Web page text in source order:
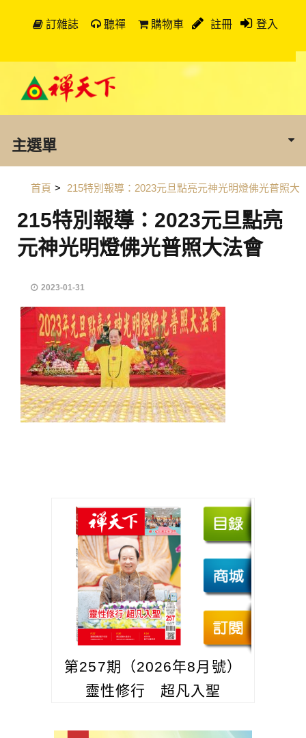
訂雜誌 聽禪 購物車 註冊 登入
主選單
首頁 > 215特別報導：2023元旦點亮元神光明燈佛光普照大
215特別報導：2023元旦點亮
元神光明燈佛光普照大法會
2023-01-31
第257期（2026年8月號）
靈性修行 超凡入聖